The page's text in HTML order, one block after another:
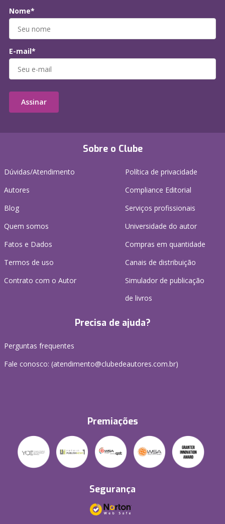
Sobre o Clube
Dúvidas/Atendimento
Autores
Blog
Quem somos
Fatos e Dados
Termos de uso
Contrato com o Autor
Política de privacidade
Compliance Editorial
Serviços profissionais
Universidade do autor
Compras em quantidade
Canais de distribuição
Simulador de publicação
de livros
Precisa de ajuda?
Perguntas frequentes
Fale conosco: (atendimento@clubedeautores.com.br)
Premiações
Segurança
Nome*
E-mail*
Assinar